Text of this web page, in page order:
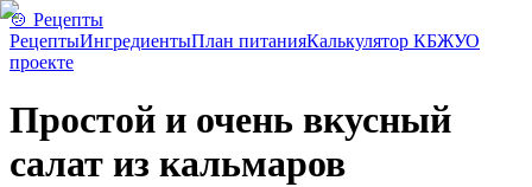
🍲 Рецепты
РецептыИнгредиентыПлан питанияКалькулятор КБЖУО
проекте
Простой и очень вкусный
салат из кальмаров